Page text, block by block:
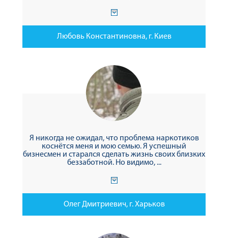
Любовь Константиновна, г. Киев
Я никогда не ожидал, что проблема наркотиков
коснётся меня и мою семью. Я успешный
бизнесмен и старался сделать жизнь своих близких
беззаботной. Но видимо, ...
Олег Дмитриевич, г. Харьков